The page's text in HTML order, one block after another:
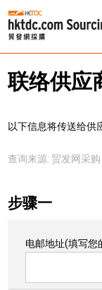
联络供应
以下信息将传送给供
查询来源: 贸发网采购
步骤一
电邮地址(填写您